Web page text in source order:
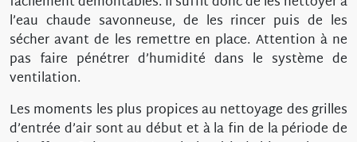
l’eau chaude savonneuse, de les rincer puis de les
sécher avant de les remettre en place. Attention à ne
pas faire pénétrer d’humidité dans le système de
ventilation.
Les moments les plus propices au nettoyage des grilles
d’entrée d’air sont au début et à la fin de la période de